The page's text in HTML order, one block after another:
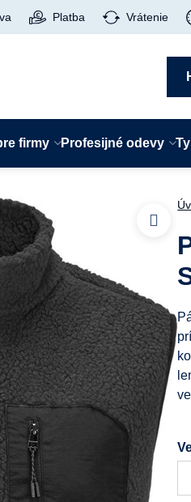
Platba Vrátenie
firmy Profesijné odevy